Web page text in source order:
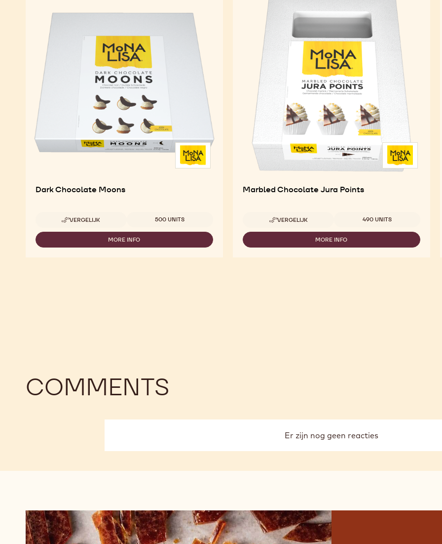
Dark Chocolate Moons
VERGELIJK
-
DARK
CHOCOLATE
MOONS
Beschikbare maten
500 UNITS
MORE INFO
-
Marbled Chocolate Jura Points
VERGELIJK
-
MARBLED
CHOCOLATE
JURA
Beschikbare maten
490 UNITS
MORE INFO
-
COMMENTS
Er zijn nog geen reacties